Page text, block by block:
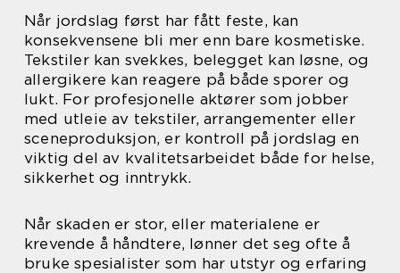
Når jordslag først har fått feste, kan
konsekvensene bli mer enn bare kosmetiske.
Tekstiler kan svekkes, belegget kan løsne, og
allergikere kan reagere på både sporer og
lukt. For profesjonelle aktører som jobber
med utleie av tekstiler, arrangementer eller
sceneproduksjon, er kontroll på jordslag en
viktig del av kvalitetsarbeidet både for helse,
sikkerhet og inntrykk.
Når skaden er stor, eller materialene er
krevende å håndtere, lønner det seg ofte å
bruke spesialister som har utstyr og erfaring